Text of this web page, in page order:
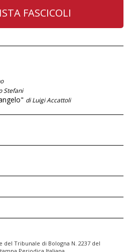
FASCICOLI
Stefani
di Luigi Accattoli
del Tribunale di Bologna N. 2237 del